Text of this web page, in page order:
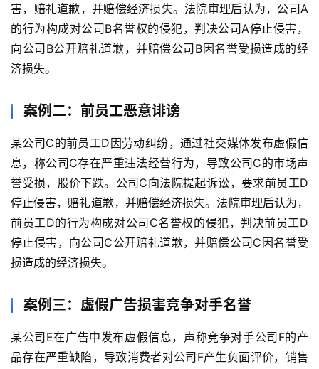
害，赔礼道歉，并赔偿经济损失。法院审理后认为，公司A
的行为构成对公司B名誉权的侵犯，判决公司A停止侵害，
向公司B公开赔礼道歉，并赔偿公司B因名誉受损造成的经
济损失。
案例二：前员工恶意诽谤
某公司C的前员工D因劳动纠纷，通过社交媒体发布虚假信
息，称公司C存在严重违法经营行为，导致公司C的市场声
誉受损，股价下跌。公司C向法院提起诉讼，要求前员工D
停止侵害，赔礼道歉，并赔偿经济损失。法院审理后认为，
前员工D的行为构成对公司C名誉权的侵犯，判决前员工D
停止侵害，向公司C公开赔礼道歉，并赔偿公司C因名誉受
损造成的经济损失。
案例三：虚假广告损害竞争对手名誉
某公司E在广告中发布虚假信息，声称竞争对手公司F的产
品存在严重缺陷，导致消费者对公司F产生负面评价，销售